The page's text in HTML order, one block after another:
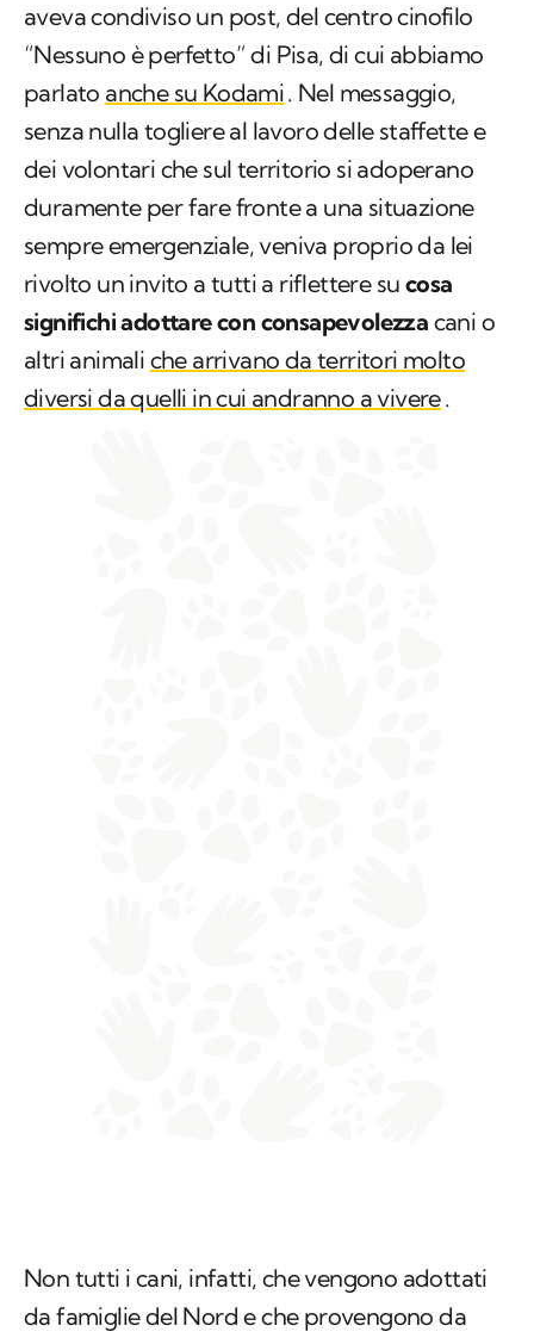
aveva condiviso un post, del centro cinofilo
“Nessuno è perfetto” di Pisa, di cui abbiamo
parlato anche su Kodami. Nel messaggio,
senza nulla togliere al lavoro delle staffette e
dei volontari che sul territorio si adoperano
duramente per fare fronte a una situazione
sempre emergenziale, veniva proprio da lei
rivolto un invito a tutti a riflettere su cosa
significhi adottare con consapevolezza cani o
altri animali che arrivano da territori molto
diversi da quelli in cui andranno a vivere.
Non tutti i cani, infatti, che vengono adottati
da famiglie del Nord e che provengono da